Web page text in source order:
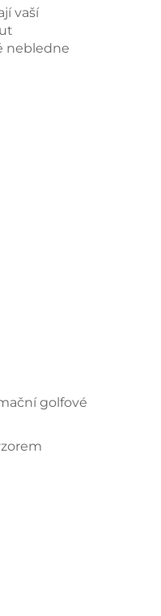
vaší
nebledne
golfové